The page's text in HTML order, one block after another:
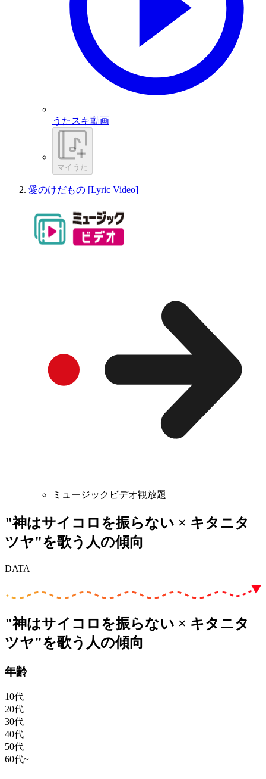
うたスキ動画
マイうた
愛のけだもの [Lyric Video]
ミュージックビデオ観放題
"神はサイコロを振らない × キタニタ
ツヤ"を歌う人の傾向
DATA
"神はサイコロを振らない × キタニタ
ツヤ"を歌う人の傾向
年齢
10代
20代
30代
40代
50代
60代~